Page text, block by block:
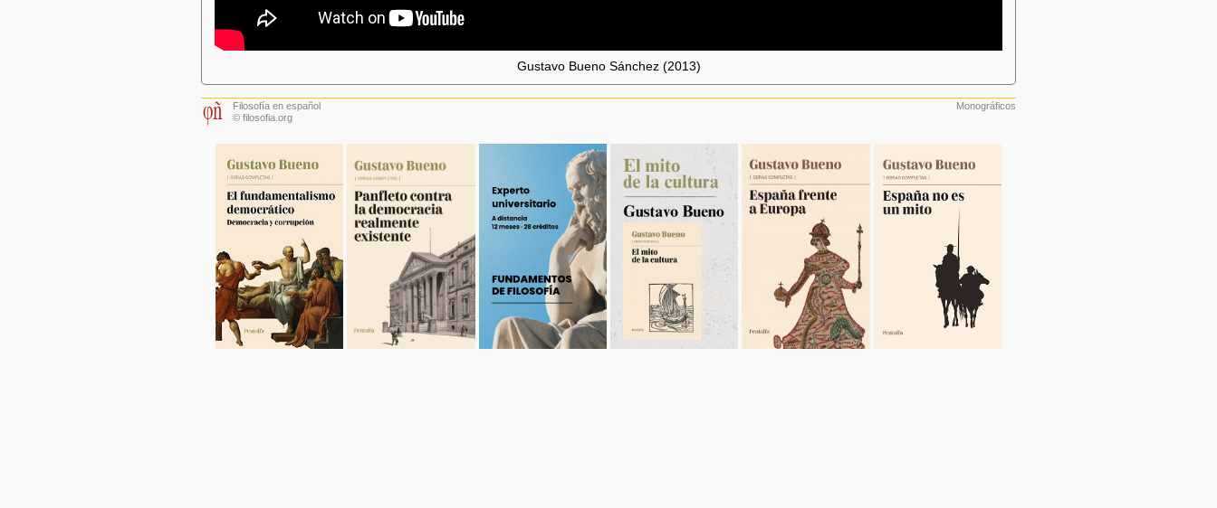
Gustavo Bueno Sánchez (2013)
Filosofía en español
© filosofia.org
Monográficos